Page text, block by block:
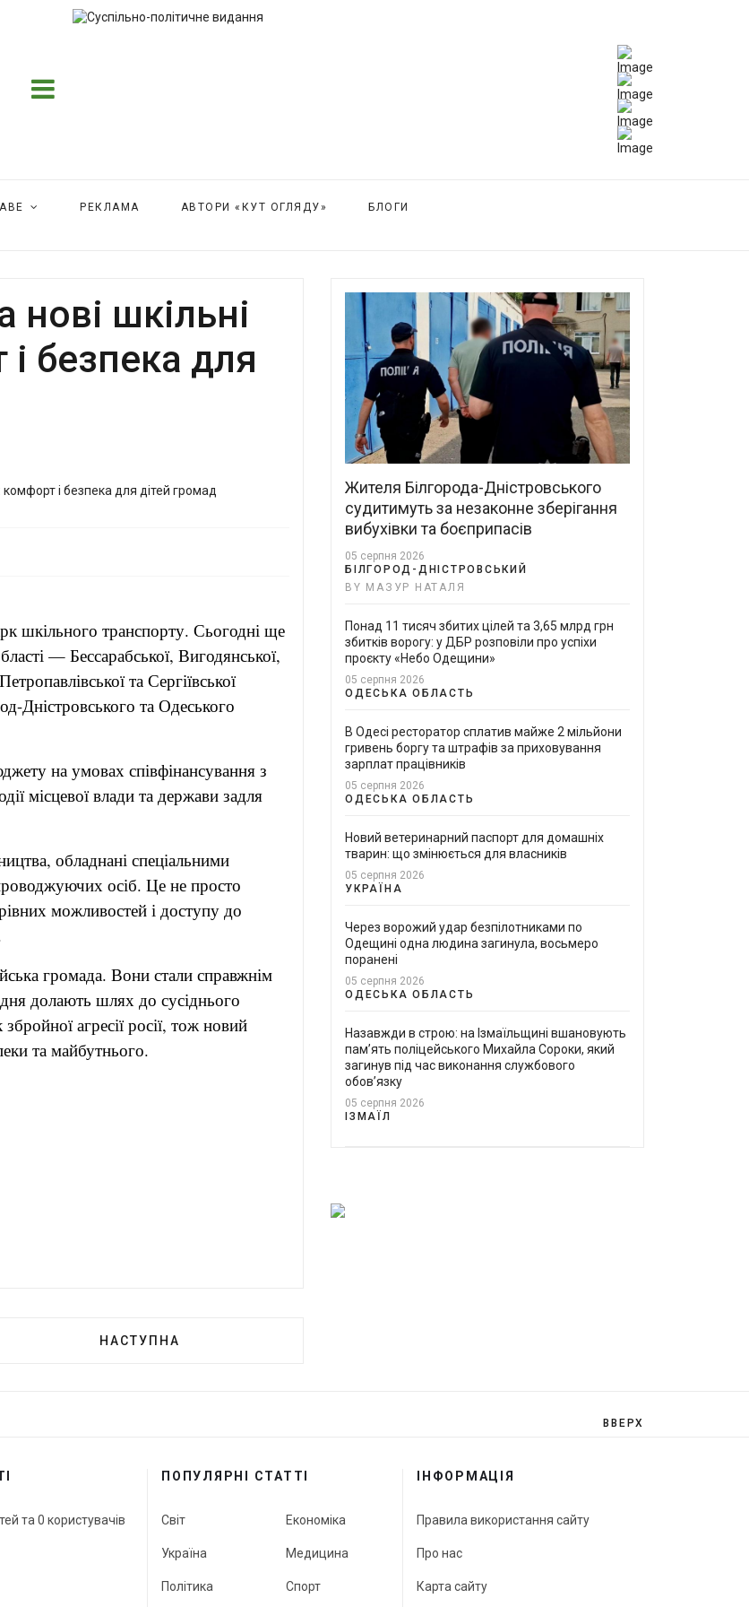
РЕКЛАМА АВТОРИ «КУТ ОГЛЯДУ» БЛОГИ
шкільні
безпека для
шкільного транспорту. Сьогодні ще
— Бессарабської, Вигодянської,
та Сергіївської
Дністровського та Одеського
на умовах співфінансування з
місцевої влади та держави задля
обладнані спеціальними
осіб. Це не просто
можливостей і доступу до
громада. Вони стали справжнім
долають шлях до сусіднього
агресії росії, тож новий
та майбутнього.
НАСТУПНА
Жителя Білгорода-Дністровського
судитимуть за незаконне зберігання
вибухівки та боєприпасів
05 серпня 2026
БІЛГОРОД-ДНІСТРОВСЬКИЙ
BY МАЗУР НАТАЛЯ
Понад 11 тисяч збитих цілей та 3,65 млрд грн
збитків ворогу: у ДБР розповіли про успіхи
проєкту «Небо Одещини»
05 серпня 2026
ОДЕСЬКА ОБЛАСТЬ
В Одесі ресторатор сплатив майже 2 мільйони
гривень боргу та штрафів за приховування
зарплат працівників
05 серпня 2026
ОДЕСЬКА ОБЛАСТЬ
Новий ветеринарний паспорт для домашніх
тварин: що змінюється для власників
05 серпня 2026
УКРАЇНА
Через ворожий удар безпілотниками по
Одещині одна людина загинула, восьмеро
поранені
05 серпня 2026
ОДЕСЬКА ОБЛАСТЬ
Назавжди в строю: на Ізмаїльщині вшановують
пам’ять поліцейського Михайла Сороки, який
загинув під час виконання службового
обов’язку
05 серпня 2026
ІЗМАЇЛ
ВВЕРХ
та 0 користувачів
ПОПУЛЯРНІ СТАТТІ
Світ
Україна
Політика
Економіка
Медицина
Спорт
ІНФОРМАЦІЯ
Правила використання сайту
Про нас
Карта сайту